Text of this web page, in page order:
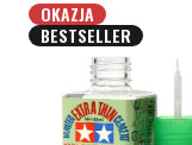
OKAZJA
BESTSELLER